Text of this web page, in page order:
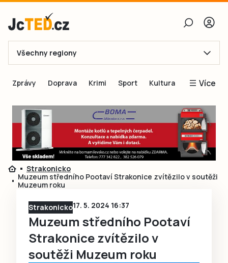
E-mail
Obnovit heslo
Přihlásit se
Přihlásit se přes Facebook
Všechny regiony
Zprávy Doprava Krimi Sport Kultura Více
Blogy
Inspirace
Čtenáři píší
Speciální přílohy
Strakonicko
Muzeum středního Pootaví Strakonice zvítězilo v soutěži
Muzeum roku
Strakonicko17. 5. 2024 16:37
Muzeum středního Pootaví
Strakonice zvítězilo v
soutěži Muzeum roku